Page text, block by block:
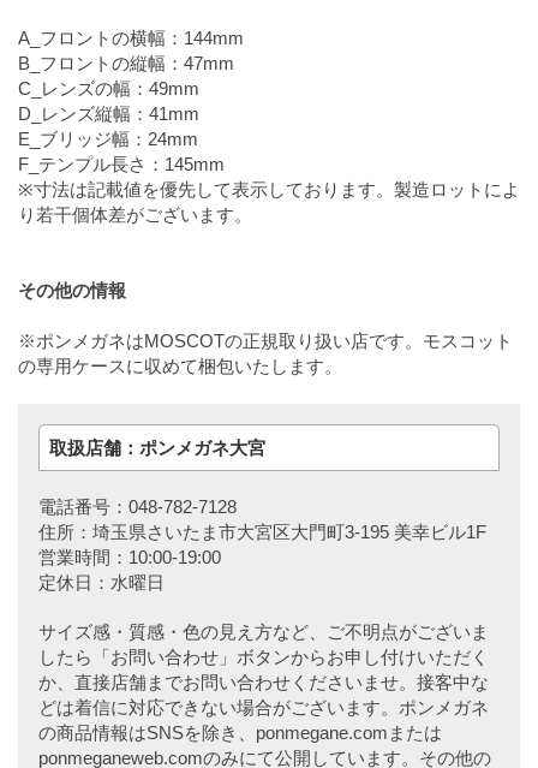
A_フロントの横幅：144mm
B_フロントの縦幅：47mm
C_レンズの幅：49mm
D_レンズ縦幅：41mm
E_ブリッジ幅：24mm
F_テンプル長さ：145mm
※寸法は記載値を優先して表示しております。製造ロットによ
り若干個体差がございます。
その他の情報
※ポンメガネはMOSCOTの正規取り扱い店です。モスコット
の専用ケースに収めて梱包いたします。
取扱店舗：ポンメガネ大宮
電話番号：048-782-7128
住所：埼玉県さいたま市大宮区大門町3-195 美幸ビル1F
営業時間：10:00-19:00
定休日：水曜日
サイズ感・質感・色の見え方など、ご不明点がございま
したら「お問い合わせ」ボタンからお申し付けいただく
か、直接店舗までお問い合わせくださいませ。接客中な
どは着信に対応できない場合がございます。ポンメガネ
の商品情報はSNSを除き、ponmegane.comまたは
ponmeganeweb.comのみにて公開しています。その他の